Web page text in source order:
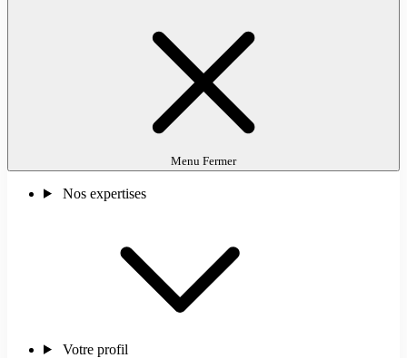
Menu Fermer
Nos expertises
Votre profil